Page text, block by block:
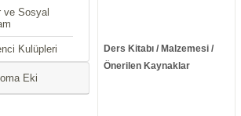
ve Sosyal
Kulüpleri
Eki
Ders Kitabı / Malzemesi /
Önerilen Kaynaklar